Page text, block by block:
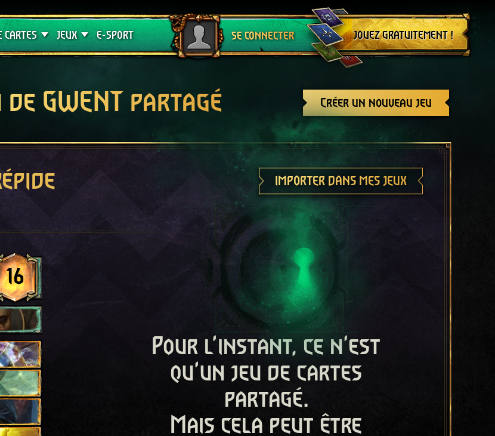
CARTES
Curse
JEUX
Guides de jeux
E-SPORT SE CONNECTER
Se déconnecter
JOUEZ GRATUITEMENT !
Créer un nouveau jeu
de GWENT partagé
IMPORTER DANS MES JEUX
16
Pour l'instant, ce n'est
qu'un jeu de cartes
partagé.
Mais cela peut être